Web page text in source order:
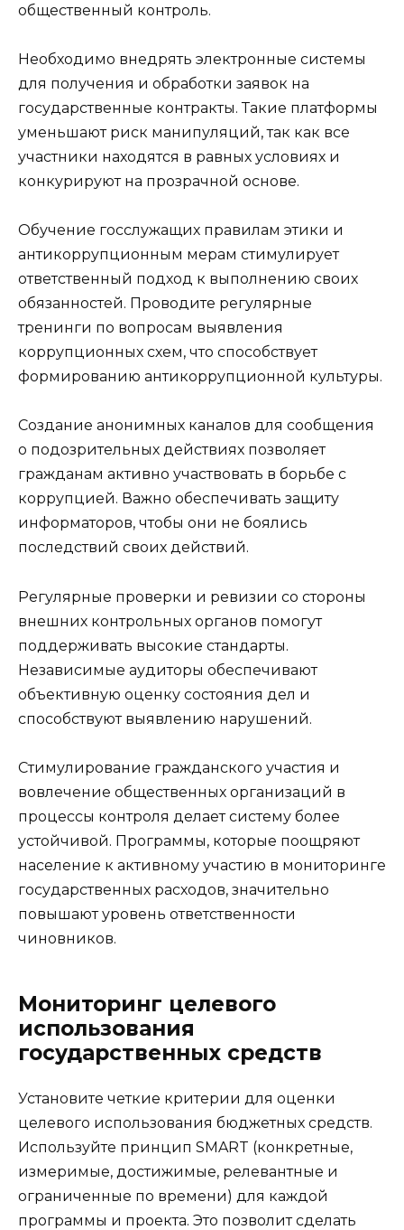
общественный контроль.
Необходимо внедрять электронные системы
для получения и обработки заявок на
государственные контракты. Такие платформы
уменьшают риск манипуляций, так как все
участники находятся в равных условиях и
конкурируют на прозрачной основе.
Обучение госслужащих правилам этики и
антикоррупционным мерам стимулирует
ответственный подход к выполнению своих
обязанностей. Проводите регулярные
тренинги по вопросам выявления
коррупционных схем, что способствует
формированию антикоррупционной культуры.
Создание анонимных каналов для сообщения
о подозрительных действиях позволяет
гражданам активно участвовать в борьбе с
коррупцией. Важно обеспечивать защиту
информаторов, чтобы они не боялись
последствий своих действий.
Регулярные проверки и ревизии со стороны
внешних контрольных органов помогут
поддерживать высокие стандарты.
Независимые аудиторы обеспечивают
объективную оценку состояния дел и
способствуют выявлению нарушений.
Стимулирование гражданского участия и
вовлечение общественных организаций в
процессы контроля делает систему более
устойчивой. Программы, которые поощряют
население к активному участию в мониторинге
государственных расходов, значительно
повышают уровень ответственности
чиновников.
Мониторинг целевого
использования
государственных средств
Установите четкие критерии для оценки
целевого использования бюджетных средств.
Используйте принцип SMART (конкретные,
измеримые, достижимые, релевантные и
ограниченные по времени) для каждой
программы и проекта. Это позволит сделать